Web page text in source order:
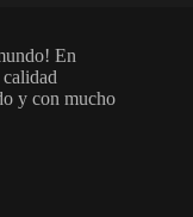
En
y con mucho